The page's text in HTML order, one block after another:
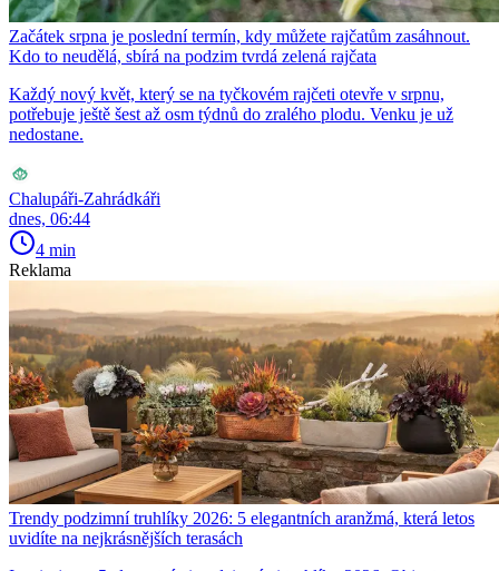
Začátek srpna je poslední termín, kdy můžete rajčatům zasáhnout.
Kdo to neudělá, sbírá na podzim tvrdá zelená rajčata
Každý nový květ, který se na tyčkovém rajčeti otevře v srpnu,
potřebuje ještě šest až osm týdnů do zralého plodu. Venku je už
nedostane.
Chalupáři-Zahrádkáři
dnes, 06:44
4 min
Reklama
Trendy podzimní truhlíky 2026: 5 elegantních aranžmá, která letos
uvidíte na nejkrásnějších terasách